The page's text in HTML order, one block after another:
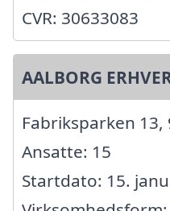
CVR: 30633083
AALBORG
Fabriksparken 13,
Ansatte: 15
Startdato: 15.